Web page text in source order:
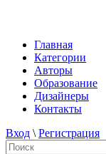
Главная
Категории
Авторы
Образование
Дизайнеры
Контакты
Вход \ Регистрация